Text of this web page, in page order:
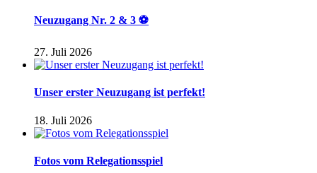
Neuzugang Nr. 2 & 3 ⚽
27. Juli 2026
Unser erster Neuzugang ist perfekt!
18. Juli 2026
Fotos vom Relegationsspiel